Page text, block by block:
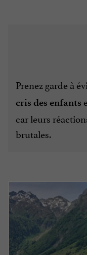
Prenez garde à
cris des enfants
car leurs
brutales.